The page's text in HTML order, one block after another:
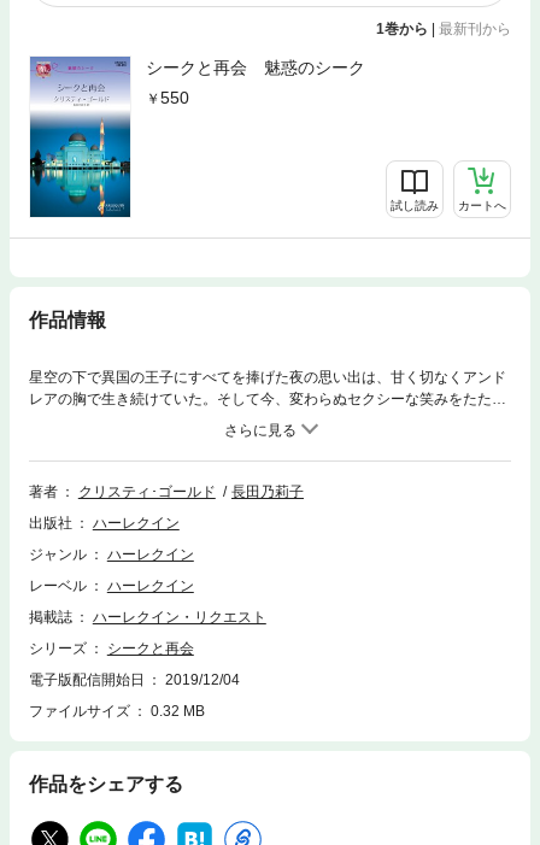
1巻から | 最新刊から
シークと再会 魅惑のシーク
550
試し読み カートへ
作品情報
星空の下で異国の王子にすべてを捧げた夜の思い出は、甘く切なくアンド
レアの胸で生き続けていた。そして今、変わらぬセクシーな笑みをたた
え、サムが目の前に立っている。「君に会わずにはいられなかった」七年
間手紙のひとつもよこさずにいたくせに、なぜ今ごろになって私に近づく
の？怒りと動揺を覚えつつも、アンドレアの全身を熱いおののきが走り抜
けた。★“アラブの首長（シーク）との夢恋物語”――情熱と神秘の国アラ
ち主です。アラブの国を舞台にした新作も現在発売中。スーザン・スティ
ーヴンスの「砂漠の王と月の女神」（Ｒ-２３６５）とキャロル・グレイス
著者 クリスティ･ゴールド
長田乃莉子
出版社
ハーレクイン
ジャンル
ハーレクイン
レーベル
ハーレクイン
掲載誌
ハーレクイン・リクエスト
シリーズ
シークと再会
電子版配信開始日
2019/12/04
ファイルサイズ
0.32 MB
作品をシェアする